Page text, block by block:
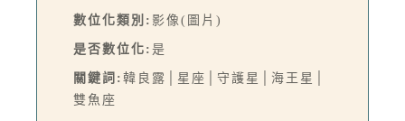
數位化類別: 影像(圖片)
是否數位化: 是
關鍵詞: 韓良露│星座│守護星│海王星│
雙魚座